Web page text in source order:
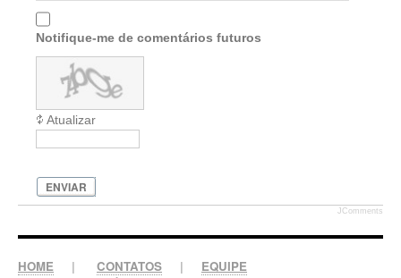
Notifique-me de comentários futuros
Atualizar
ENVIAR
JComments
HOME | CONTATOS | EQUIPE